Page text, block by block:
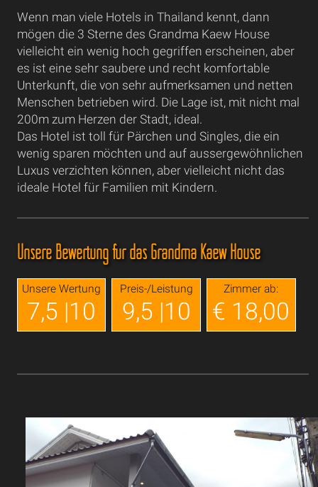
Wenn man viele Hotels in Thailand kennt, dann
mögen die 3 Sterne des Grandma Kaew House
vielleicht ein wenig hoch gegriffen erscheinen, aber
es ist eine sehr saubere und recht komfortable
Unterkunft, die von sehr aufmerksamen und netten
Menschen betrieben wird. Die Lage ist, mit nicht mal
200m zum Herzen der Stadt, ideal.
Das Hotel ist toll für Pärchen und Singles, die ein
wenig sparen möchten und auf aussergewöhnlichen
Luxus verzichten können, aber vielleicht nicht das
ideale Hotel für Familien mit Kindern.
Unsere Bewertung für das Grandma Kaew House
Unsere Wertung
7,5 |10
Preis-/Leistung
9,5 |10
Zimmer ab:
€ 18,00